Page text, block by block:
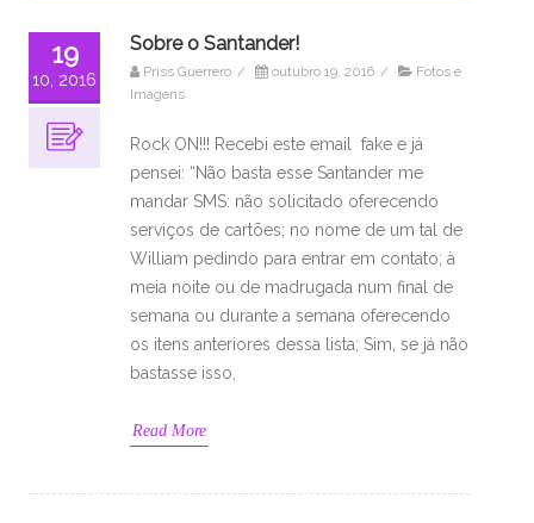
19
10, 2016
Sobre o Santander!
Priss Guerrero / outubro 19, 2016 /
Fotos e
Imagens
Rock ON!!! Recebi este email fake e já
pensei: “Não basta esse Santander me
mandar SMS: não solicitado oferecendo
serviços de cartões; no nome de um tal de
William pedindo para entrar em contato; à
meia noite ou de madrugada num final de
semana ou durante a semana oferecendo
os itens anteriores dessa lista; Sim, se já não
bastasse isso,
Read More